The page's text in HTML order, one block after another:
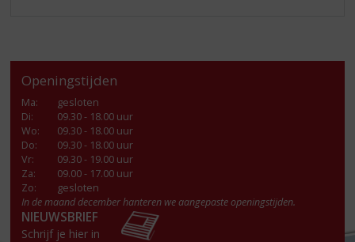
Openingstijden
Ma:
gesloten
Di:
09.30 - 18.00 uur
Wo:
09.30 - 18.00 uur
Do:
09.30 - 18.00 uur
Vr:
09.30 - 19.00 uur
Za:
09.00 - 17.00 uur
Zo:
gesloten
In de maand december hanteren we aangepaste openingstijden.
NIEUWSBRIEF
Schrijf je hier in